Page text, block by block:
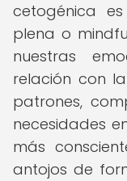
cetogénica
plena o
nuestras
relación con
patrones,
necesidades
más
antojos de